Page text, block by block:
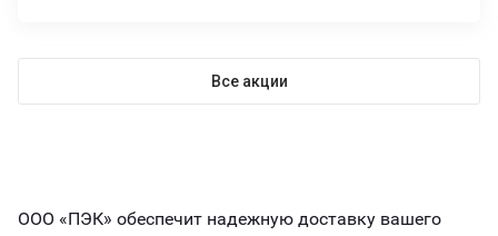
Все акции
ООО «ПЭК» обеспечит надежную доставку вашего